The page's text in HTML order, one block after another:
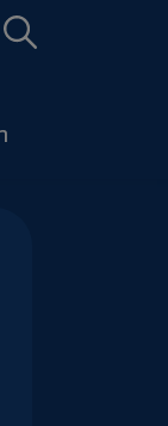
ค้นหา
เว็บไซต์